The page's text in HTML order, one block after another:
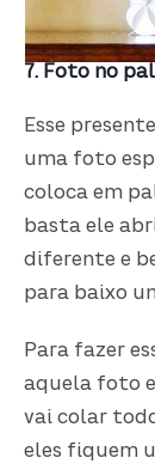
7. Foto no
Esse
uma foto
coloca em
basta ele
diferente e
para baixo
Para fazer
aquela foto
vai colar
eles fiquem